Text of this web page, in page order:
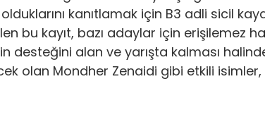
kanıtlamak için B3 adli sicil
bu kayıt, bazı adaylar için erişilemez
desteğini alan ve yarışta kalması
olan Mondher Zenaidi gibi etkili